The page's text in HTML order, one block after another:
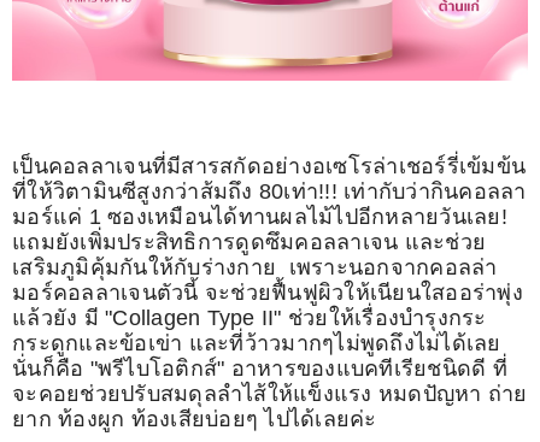
เป็นคอลลาเจนที่มีสารสกัดอย่างอเซโรล่าเชอร์รี่เข้มข้น
ที่ให้วิตามินซีสูงกว่าส้มถึง 80เท่า!!! เท่ากับว่ากินคอลลา
มอร์แค่ 1 ซองเหมือนได้ทานผลไม้ไปอีกหลายวันเลย!
แถมยังเพิ่มประสิทธิการดูดซึมคอลลาเจน และช่วย
เสริมภูมิคุ้มกันให้กับร่างกาย เพราะนอกจากคอลล่า
มอร์คอลลาเจนตัวนี้ จะช่วยฟื้นฟูผิวให้เนียนใสออร่าพุ่ง
แล้วยัง มี "Collagen Type II" ช่วยให้เรื่องบำรุงกระ
กระดูกและข้อเข่า และที่ว้าวมากๆไม่พูดถึงไม่ได้เลย
นั่นก็คือ "พรีไบโอติกส์" อาหารของแบคทีเรียชนิดดี ที่
จะคอยช่วยปรับสมดุลลำไส้ให้แข็งแรง หมดปัญหา ถ่าย
ยาก ท้องผูก ท้องเสียบ่อยๆ ไปได้เลยค่ะ